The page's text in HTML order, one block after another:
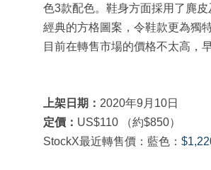
色3款配色。鞋身方面採用了麂
經典的方格圖案，令鞋款更為獨
目前在轉售市場的價格不太高，
上架日期： 2020年9月10日
定價： US$110 （約$850）
StockX最近轉售價：藍色：